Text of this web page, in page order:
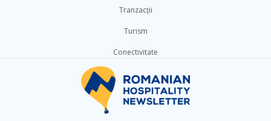
Tranzacții
Turism
Conectivitate